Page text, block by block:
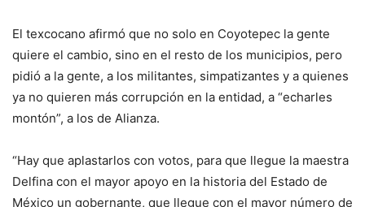
El texcocano afirmó que no solo en Coyotepec la gente
quiere el cambio, sino en el resto de los municipios, pero
pidió a la gente, a los militantes, simpatizantes y a quienes
ya no quieren más corrupción en la entidad, a “echarles
montón”, a los de Alianza.
“Hay que aplastarlos con votos, para que llegue la maestra
Delfina con el mayor apoyo en la historia del Estado de
México un gobernante, que llegue con el mayor número de